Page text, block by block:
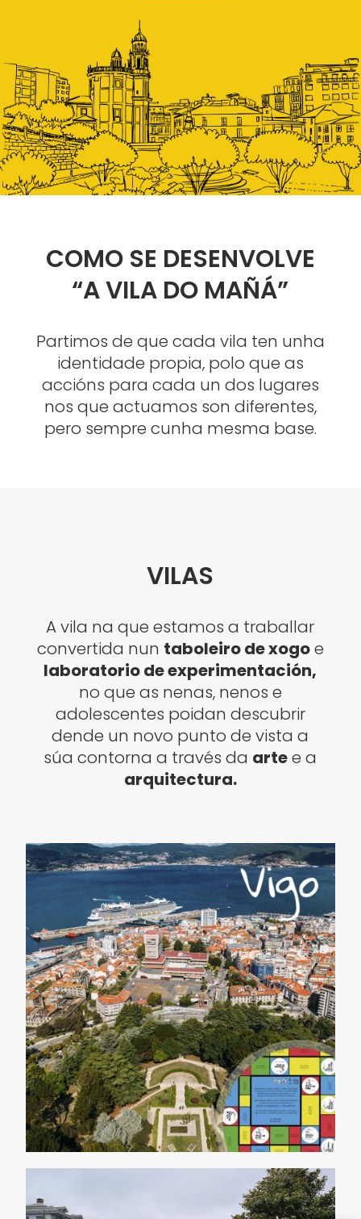
COMO SE DESENVOLVE
“A VILA DO MAÑÁ”
Partimos de que cada vila ten unha
identidade propia, polo que as
accións para cada un dos lugares
nos que actuamos son diferentes,
pero sempre cunha mesma base.
VILAS
A vila na que estamos a traballar
convertida nun taboleiro de xogoe
laboratorio de experimentación,
no que as nenas, nenos e
adolescentes poidan descubrir
dende un novo punto de vista a
súa contorna a través da artee a
arquitectura.